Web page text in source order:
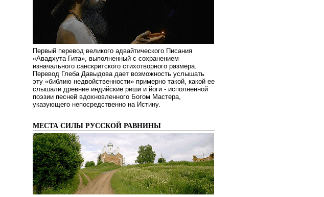
Первый перевод великого адвайтического Писания
«Авадхута Гита», выполненный с сохранением
изначального санскритского стихотворного размера.
Перевод Глеба Давыдова дает возможность услышать
эту «библию недвойственности» примерно такой, какой ее
слышали древние индийские риши и йоги - исполненной
поэзии песней вдохновленного Богом Мастера,
указующего непосредственно на Истину.
МЕСТА СИЛЫ РУССКОЙ РАВНИНЫ